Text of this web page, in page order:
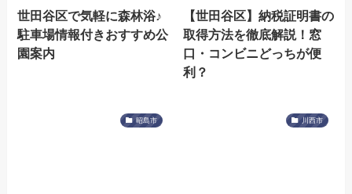
世田谷区で気軽に森林浴♪
駐車場情報付きおすすめ公
園案内
【世田谷区】納税証明書の
取得方法を徹底解説！窓
口・コンビニどっちが便
利？
昭島市 川西市